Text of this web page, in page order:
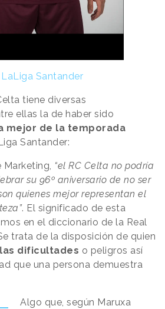
Santander
tiene diversas
ellas la de haber sido
mejor de la temporada
Santander:
Marketing, “el RC Celta no podría
su 96º aniversario de no ser
quienes mejor representan el
. El significado de esta
en el diccionario de la Real
trata de la disposición de quien
dificultades o peligros así
que una persona demuestra
Algo que, según Maruxa